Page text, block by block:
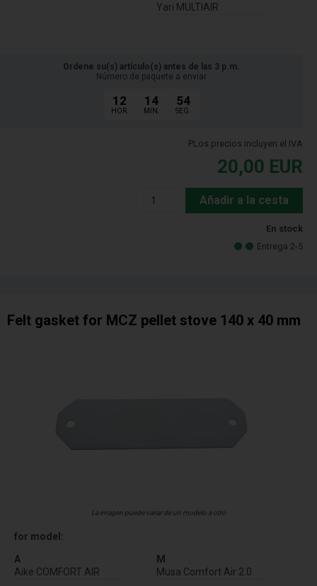
Yari MULTIAIR
Ordene su(s) artículo(s) antes de las 3 p.m.
Número de paquete a enviar
12
HOR.
14
MIN.
53
SEG.
PLos precios incluyen el IVA
20,00 EUR
Añadir a la cesta
En stock
Entrega 2-5
Felt gasket for MCZ pellet stove 140 x 40 mm
La imagen puede variar de un modelo a otro
for model:
A
Aike COMFORT AIR
M
Musa Comfort Air 2.0